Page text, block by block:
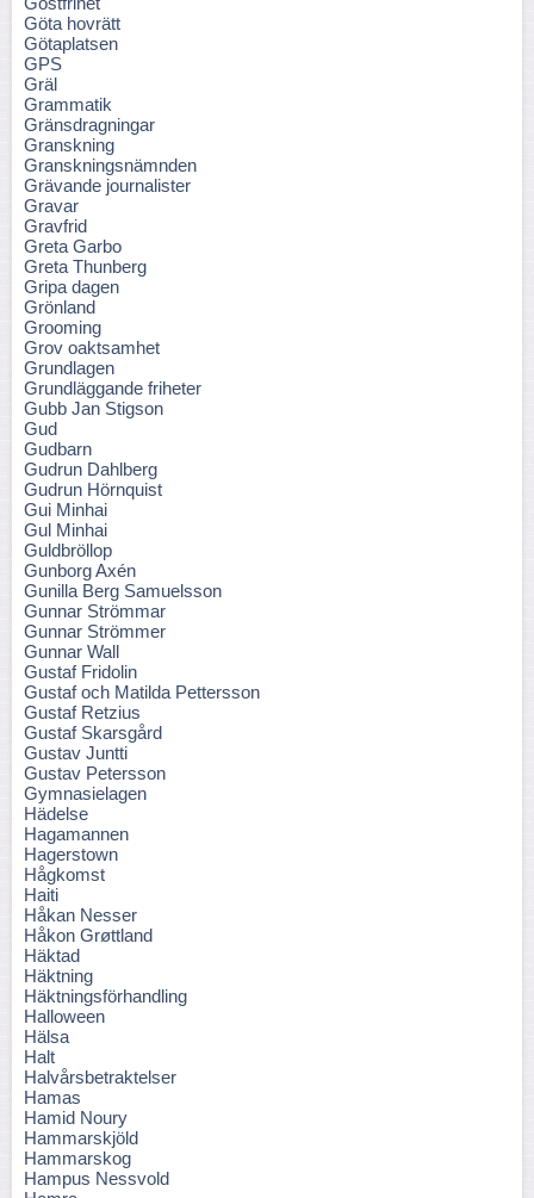
Göta hovrätt
Götaplatsen
GPS
Gräl
Grammatik
Gränsdragningar
Granskning
Granskningsnämnden
Grävande journalister
Gravar
Gravfrid
Greta Garbo
Greta Thunberg
Gripa dagen
Grönland
Grooming
Grov oaktsamhet
Grundlagen
Grundläggande friheter
Gubb Jan Stigson
Gud
Gudbarn
Gudrun Dahlberg
Gudrun Hörnquist
Gui Minhai
Gul Minhai
Guldbröllop
Gunborg Axén
Gunilla Berg Samuelsson
Gunnar Strömmar
Gunnar Strömmer
Gunnar Wall
Gustaf Fridolin
Gustaf och Matilda Pettersson
Gustaf Retzius
Gustaf Skarsgård
Gustav Juntti
Gustav Petersson
Gymnasielagen
Hädelse
Hagamannen
Hagerstown
Hågkomst
Haiti
Håkan Nesser
Håkon Grøttland
Häktad
Häktning
Häktningsförhandling
Halloween
Hälsa
Halt
Halvårsbetraktelser
Hamas
Hamid Noury
Hammarskjöld
Hammarskog
Hampus Nessvold